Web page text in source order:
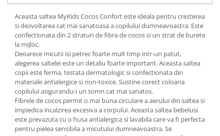
Fotolii copii
Leagane & balansoare & sezlonguri
Covorase de joaca
Carusele patut
Lampi de veghe
Mobilier Birou
Saltele de infasat
Scaun masa copii
Aceasta saltea MyKids Cocos Confort este ideala pentru cresterea
si dezvoltarea cat mai sanatoasa a copilului dumneavoastra. Este
confectionata din 2 straturi de fibra de cocos si un strat de burete
la mijloc.
Deoarece micutii isi petrec foarte mult timp intr-un patut,
alegerea saltelei este un detaliu foarte important. Aceasta saltea
copii este ferma, testata dermatologic si confectionata din
materiale antialergice si non-toxice. Sustine corect coloana
copilului asigurandu-i un somn cat mai sanatos.
Fibrele de cocos permit o mai buna circulare a aerului din saltea si
impiedica incalzirea excesiva a corpului. Aceasta saltea bebelusi
este prevazuta cu o husa antialergica si lavabila care va fi perfecta
pentru pielea sensibila a micutului dumneavoastra. Se